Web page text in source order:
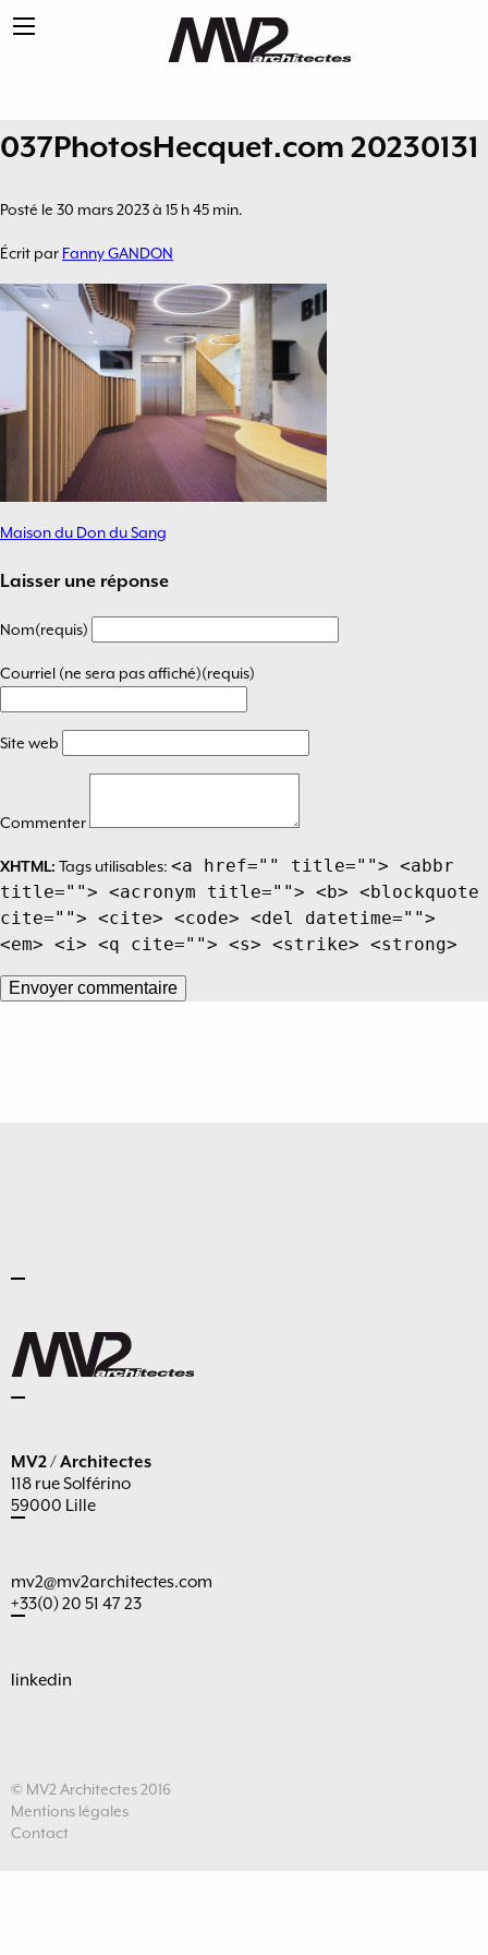
037PhotosHecquet.com 20230131
Posté le 30 mars 2023 à 15 h 45 min.
Écrit par Fanny GANDON
Navigation
de
l’article
Maison du Don du Sang
Laisser une réponse
Nom(requis)
Courriel (ne sera pas affiché)(requis)
Site web
Commenter
XHTML: Tags utilisables: <a href="" title=""> <abbr
title=""> <acronym title=""> <b> <blockquote
cite=""> <cite> <code> <del datetime="">
<em> <i> <q cite=""> <s> <strike> <strong>
MV2 / Architectes
118 rue Solférino
59000 Lille
mv2@mv2architectes.com
+33(0) 20 51 47 23
linkedin
© MV2 Architectes 2016
Mentions légales
Contact